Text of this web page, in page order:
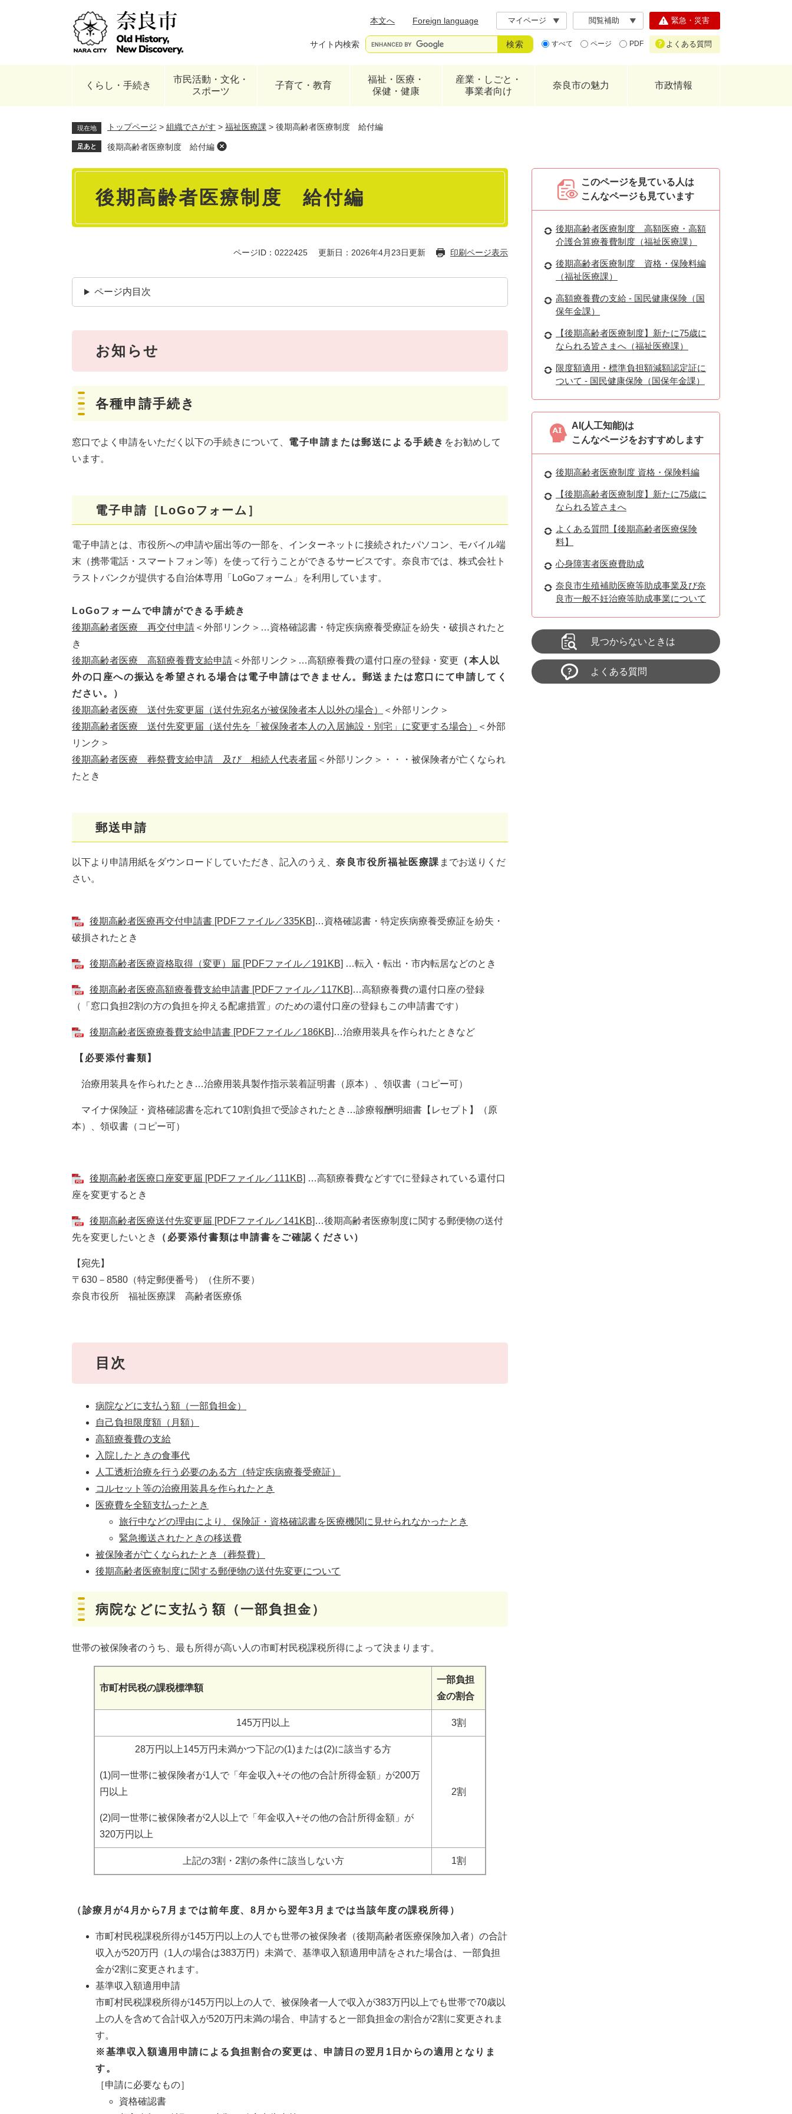
本文へ
Foreign language マイページ 閲覧補助
サイト内検索 すべて ページ PDF
緊急・災害
よくある質問
くらし・手続き
市民活動・文化・
スポーツ
子育て・教育
福祉・医療・
保健・健康
産業・しごと・
事業者向け
奈良市の魅力 市政情報
現在地 トップページ > 組織でさがす > 福祉医療課 > 後期高齢者医療制度 給付編
足あと 後期高齢者医療制度 給付編
本
後期高齢者医療制度 給付編
ページID：0222425 更新日：2026年4月23日更新 印刷ページ表示
ページ内目次
お知らせ
各種申請手続き
窓口でよく申請をいただく以下の手続きについて​、 電子申請または郵送による手続き をお勧めして
います。
電子申請［LoGoフォーム］
電子申請とは、市役所への申請や届出等の一部を、インターネットに接続されたパソコン、モバイル端
末（携帯電話・スマートフォン等）を使って行うことができるサービスです。奈良市では、株式会社ト
ラストバンクが提供する自治体専用「LoGoフォーム」を利用しています。
LoGoフォームで申請ができる手続き
後期高齢者医療 再交付申請 ＜外部リンク＞ …資格確認書・特定疾病療養受療証を紛失・破損されたと
き
後期高齢者医療 高額療養費支給申請 ＜外部リンク＞ …高額療養費の還付口座の登録・変更 （本人以
外の口座への振込を希望される場合は電子申請はできません。郵送または窓口にて申請してく
ださい。）​
後期高齢者医療 送付先変更届（送付先宛名が被保険者本人以外の場合）
＜外部リンク＞
後期高齢者医療 送付先変更届（送付先を「被保険者本人の入居施設・別宅」に変更する場合）
＜外部
リンク＞
後期高齢者医療 葬祭費支給申請 及び 相続人代表者届 ＜外部リンク＞
・・・被保険者が亡くなられ
たとき
郵送申請
以下より申請用紙をダウンロードしていただき、記入のうえ、 奈良市役所福祉医療課 までお送りくだ
さい。
後期高齢者医療再交付申請書 [PDFファイル／335KB] …資格確認書・特定疾病療養受療証を紛失・
破損されたとき​​
後期高齢者医療資格取得（変更）届 [PDFファイル／191KB] …転入・転出・市内転居などのとき​
後期高齢者医療高額療養費支給申請書 [PDFファイル／117KB] …高額療養費の還付口座の登録
（「窓口負担2割の方の負担を抑える配慮措置」のための還付口座の登録もこの申請書です）​
後期高齢者医療療養費支給申請書 [PDFファイル／186KB] …治療用装具を作られたときなど​
【必要添付書類】
治療用装具を作られたとき…治療用装具製作指示装着証明書（原本）、領収書（コピー可）
マイナ保険証・資格確認書を忘れて10割負担で受診されたとき…診療報酬明細書【レセプト】（原
本）、領収書（コピー可）
後期高齢者医療口座変更届 [PDFファイル／111KB] …高額療養費などすでに登録されている還付口
座を変更するとき​
後期高齢者医療送付先変更届 [PDFファイル／141KB] …後期高齢者医療制度に関する郵便物の送付
先を変更したいとき
（必要添付書類は申請書をご確認ください）
【宛先】
〒630－8580（特定郵便番号）（住所不要）
奈良市役所 福祉医療課 高齢者医療係
目次
病院などに支払う額（一部負担金）
自己負担限度額（月額）
高額療養費の支給
入院したときの食事代
人工透析治療を行う必要のある方（特定疾病療養受療証​）
コルセット等の治療用装具を作られたとき
医療費を全額支払ったとき
旅行中などの理由により、保険証・資格確認書を医療機関に見せられなかったとき
緊急搬送されたときの移送費
被保険者が亡くなられたとき（葬祭費）
後期高齢者医療制度に関する郵便物の送付先変更について
病院などに支払う額（一部負担金）
世帯の被保険者のうち、最も所得が高い人の市町村民税課税所得によって決まります。
市町村民税の課税標準額
一部負担
金の割合
145万円以上 3割
28万円以上145万円未満かつ下記の(1)または(2)に該当する方
(1)同一世帯に被保険者が1人で「年金収入+その他の合計所得金額」が200万
円以上
(2)同一世帯に被保険者が2人以上で「年金収入+その他の合計所得金額」が
320万円以上
2割
上記の3割・2割の条件に該当しない方 1割
（診療月が4月から7月までは前年度、8月から翌年3月までは当該年度の課税所得）
市町村民税課税所得が145万円以上の人でも世帯の被保険者（後期高齢者医療保険加入者）の合計
収入が520万円（1人の場合は383万円）未満で、基準収入額適用申請をされた場合は、一部負担
金が2割に変更されます。
基準収入額適用申請
市町村民税課税所得が145万円以上の人で、被保険者一人で収入が383万円以上でも世帯で70歳以
上の人を含めて合計収入が520万円未満の場合、申請すると一部負担金の割合が2割に変更されま
す。
※基準収入額適用申請による負担割合の変更は、申請日の翌月1日からの適用となりま
す。
［申請に必要なもの］
資格確認書
このページを見ている人は
こんなページも見ています
後期高齢者医療制度 高額医療・高額
介護合算療養費制度（福祉医療課）
後期高齢者医療制度 資格・保険料編
（福祉医療課）
高額療養費の支給 - 国民健康保険（国
保年金課）
【後期高齢者医療制度】新たに75歳に
なられる皆さまへ（福祉医療課）
限度額適用・標準負担額減額認定証に
ついて - 国民健康保険（国保年金課）
AI(人工知能)は
こんなページをおすすめします
後期高齢者医療制度 資格・保険料編
【後期高齢者医療制度】新たに75歳に
なられる皆さまへ
よくある質問【後期高齢者医療保険
料】
心身障害者医療費助成
奈良市生殖補助医療等助成事業及び奈
良市一般不妊治療等助成事業について
見つからないときは
よくある質問